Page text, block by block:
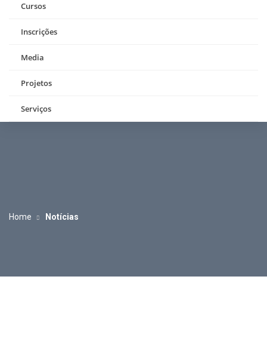
Cursos
Inscrições
Media
Projetos
Serviços
Home Notícias